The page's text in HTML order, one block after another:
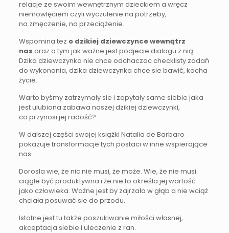
relacje ze swoim wewnętrznym dzieckiem a wręcz
niemowlęciem czyli wyczulenie na potrzeby,
na zmęczenie, na przeciążenie.
Wspomina tez o dzikiej dziewczynce wewnątrz
nas oraz o tym jak ważne jest podjecie dialogu z nią.
Dzika dziewczynka nie chce odchaczac checklisty zadań
do wykonania, dzika dziewczynka chce sie bawić, kocha
życie.
Warto byśmy zatrzymały sie i zapytały same siebie jaka
jest ulubiona zabawa naszej dzikiej dziewczynki,
co przynosi jej radość?
W dalszej części swojej książki Natalia de Barbaro
pokazuje transformacje tych postaci w inne wspierające
nas.
Dorosla wie, że nic nie musi, że może. Wie, że nie musi
ciągle być produktywna i że nie to określa jej wartość
jako człowieka. Ważne jest by zajrzała w głąb a nie wciąż
chciała posuwać sie do przodu.
Istotne jest tu także poszukiwanie miłości własnej,
akceptacja siebie i uleczenie z ran.